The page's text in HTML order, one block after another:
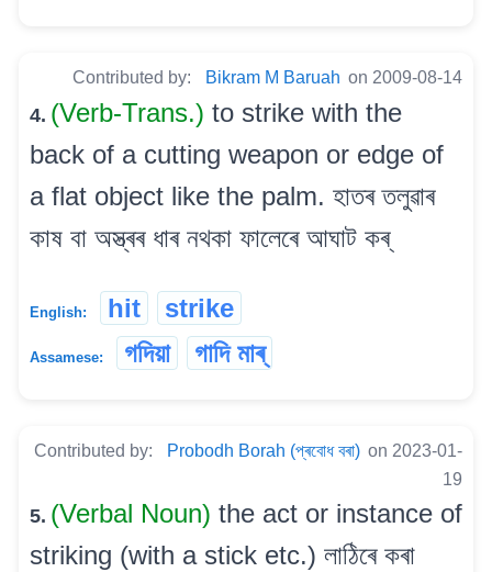
Contributed by: Bikram M Baruah on 2009-08-14
4. (Verb-Trans.) to strike with the
back of a cutting weapon or edge of
a flat object like the palm. হাতৰ তলুৱাৰ
কাষ বা অস্ত্ৰৰ ধাৰ নথকা ফালেৰে আঘাট কৰ্
English: hit strike
Assamese: গদিয়া গাদি মাৰ্
Contributed by: Probodh Borah (প্ৰবোধ বৰা) on 2023-01-
19
5. (Verbal Noun) the act or instance of
striking (with a stick etc.) লাঠিৰে কৰা